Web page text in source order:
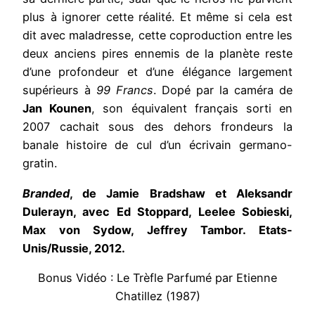
plus à ignorer cette réalité. Et même si cela est
dit avec maladresse, cette coproduction entre les
deux anciens pires ennemis de la planète reste
d’une profondeur et d’une élégance largement
supérieurs à 99 Francs. Dopé par la caméra de
Jan Kounen, son équivalent français sorti en
2007 cachait sous des dehors frondeurs la
banale histoire de cul d’un écrivain germano-
gratin.
Branded, de Jamie Bradshaw et Aleksandr
Dulerayn, avec Ed Stoppard, Leelee Sobieski,
Max von Sydow, Jeffrey Tambor. Etats-
Unis/Russie, 2012.
Bonus Vidéo : Le Trèfle Parfumé par Etienne
Chatillez (1987)